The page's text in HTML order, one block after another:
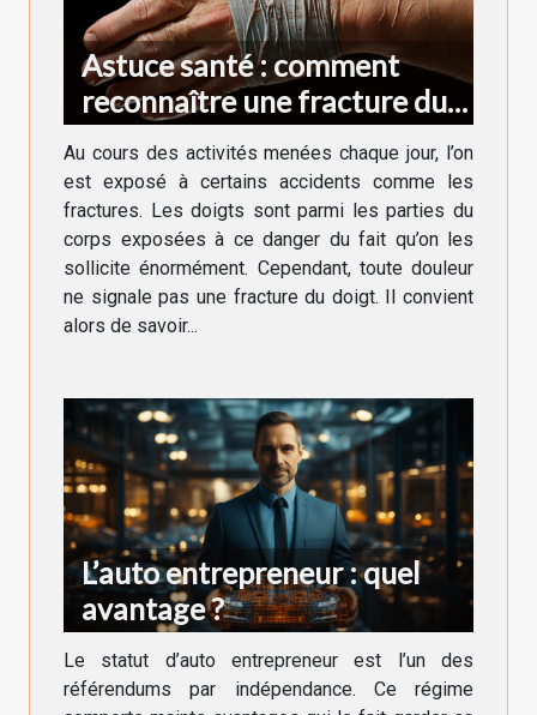
Astuce santé : comment
reconnaître une fracture du
doigt ?
Au cours des activités menées chaque jour, l’on
est exposé à certains accidents comme les
fractures. Les doigts sont parmi les parties du
corps exposées à ce danger du fait qu’on les
sollicite énormément. Cependant, toute douleur
ne signale pas une fracture du doigt. Il convient
alors de savoir...
L’auto entrepreneur : quel
avantage ?
Le statut d’auto entrepreneur est l’un des
référendums par indépendance. Ce régime